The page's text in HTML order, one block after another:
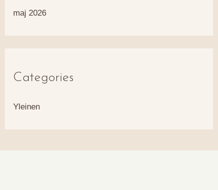
maj 2026
Categories
Yleinen